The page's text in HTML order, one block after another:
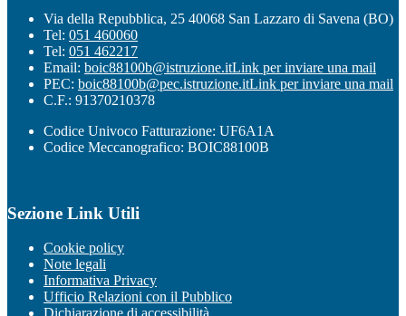
Via della Repubblica, 25 40068 San Lazzaro di Savena (BO)
Tel: 051 460060
Tel: 051 462217
Email: boic88100b@istruzione.itLink per inviare una mail
PEC: boic88100b@pec.istruzione.itLink per inviare una mail
C.F.: 91370210378
Codice Univoco Fatturazione: UF6A1A
Codice Meccanografico: BOIC88100B
Sezione Link Utili
Cookie policy
Note legali
Informativa Privacy
Ufficio Relazioni con il Pubblico